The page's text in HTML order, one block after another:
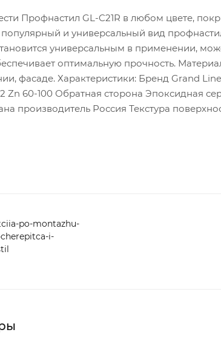
Профнастил GL-C21R в любом цвете,
и универсальный вид
универсальным в применении,
оптимальную прочность.
фасаде. Характеристики: Бренд Grand
Zn 60-100 Обратная сторона Эпоксидная
производитель Россия Текстура
po-montazhu-
i-